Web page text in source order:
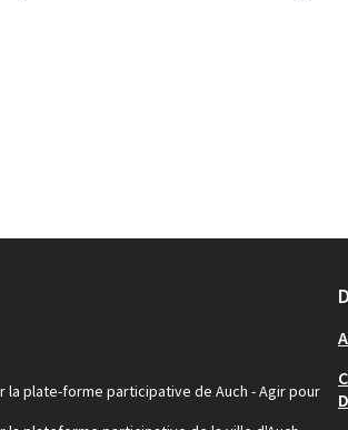
la plate-forme participative de Auch - Agir pour